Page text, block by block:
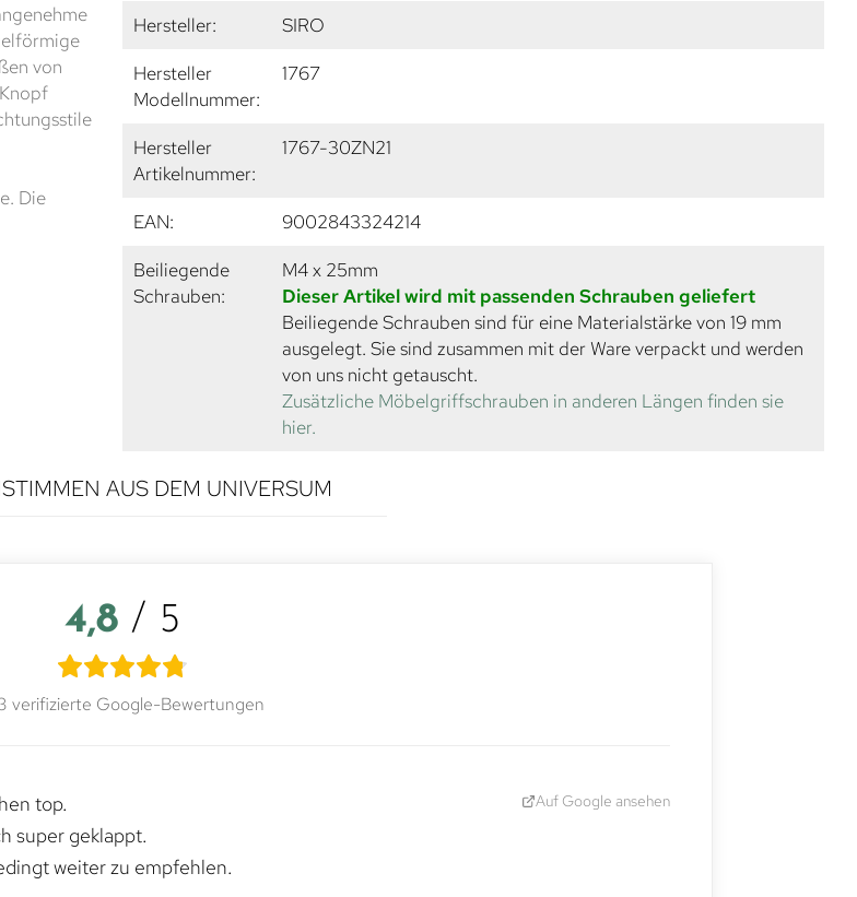
von
Die
Hersteller:
SIRO
Hersteller
Modellnummer:
1767
Hersteller
Artikelnummer:
1767-30ZN21
EAN:
9002843324214
Beiliegende
Schrauben:
M4 x 25mm
Dieser Artikel wird mit passenden Schrauben geliefert
Beiliegende Schrauben sind für eine Materialstärke von 19 mm
ausgelegt. Sie sind zusammen mit der Ware verpackt und werden
von uns nicht getauscht.
Zusätzliche Möbelgriffschrauben in anderen Längen finden sie
hier.
AUS DEM UNIVERSUM
4,8 / 5
verifizierte Google-Bewertungen
top.
super geklappt.
weiter zu empfehlen.
Auf Google ansehen